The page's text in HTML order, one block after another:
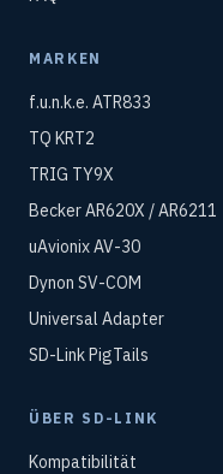
MARKEN
f.u.n.k.e. ATR833
TQ KRT2
TRIG TY9X
Becker AR620X / AR6211
uAvionix AV-30
Dynon SV-COM
Universal Adapter
SD-Link PigTails
ÜBER SD-LINK
Kompatibilität